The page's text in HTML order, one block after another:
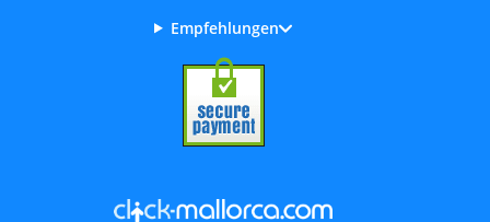
Empfehlungen